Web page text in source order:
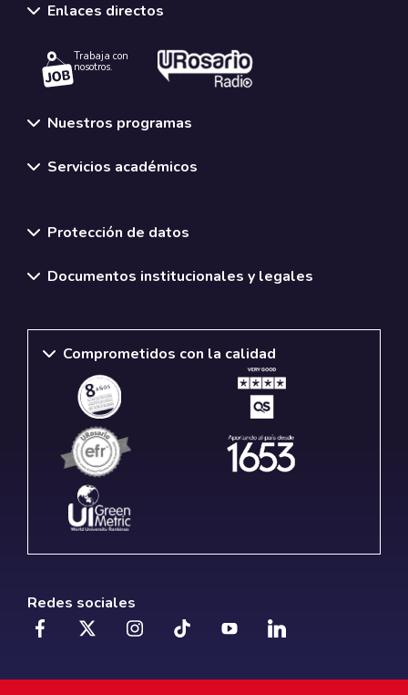
Enlaces directos
Trabaja con
nosotros.
Nuestros programas
Servicios académicos
Protección de datos
Documentos institucionales y legales
Comprometidos con la calidad
Redes sociales